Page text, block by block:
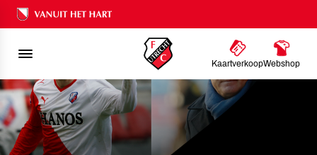
Ons nalatenschap
KaartverkoopWebshop